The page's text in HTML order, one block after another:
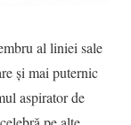
al liniei sale
şi mai puternic
aspirator de